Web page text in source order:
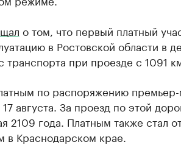
о том, что первый платный
в Ростовской области в
транспорта при проезде с 1091
по распоряжению
августа. За проезд по этой
2109 года. Платным также стал
в Краснодарском крае.